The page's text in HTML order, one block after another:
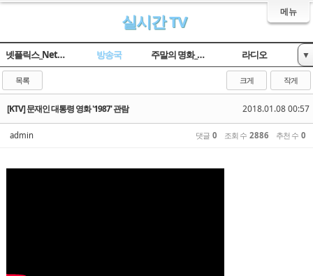
메뉴
실시간 TV
넷플릭스_Netflix 방송국 주말의 명화_옛날TV 라디오 ▼
목록 크게 작게
2018.01.08 00:57
[KTV] 문재인 대통령 영화 '1987' 관람
admin 댓글 0 조회 수 2886 추천 수 0